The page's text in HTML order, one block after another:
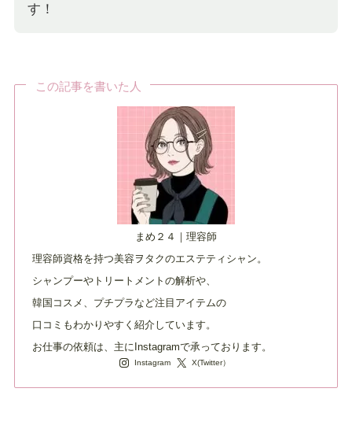
す！
この記事を書いた人
まめ２４｜理容師
理容師資格を持つ美容ヲタクのエステティシャン。
シャンプーやトリートメントの解析や、
韓国コスメ、プチプラなど注目アイテムの
口コミもわかりやすく紹介しています。
お仕事の依頼は、主にInstagramで承っております。
Instagram X(Twitter）